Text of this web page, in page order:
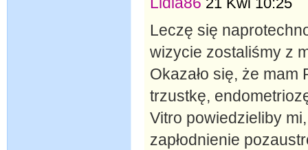
21 Kwi 10:25
Leczę się
wizycie zostaliśmy z
Okazało się, że
trzustkę,
Vitro powiedzieliby
zapłodnienie